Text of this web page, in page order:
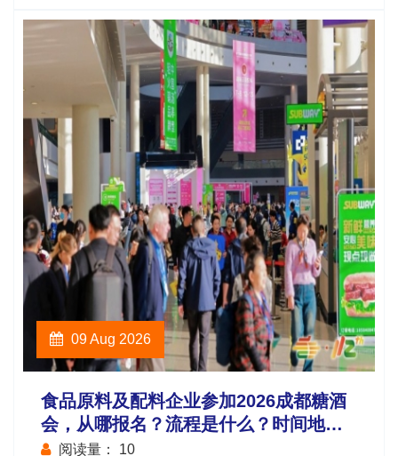
09 Aug 2026
食品原料及配料企业参加2026成都糖酒
会，从哪报名？流程是什么？时间地点
费用如何安排？
阅读量： 10